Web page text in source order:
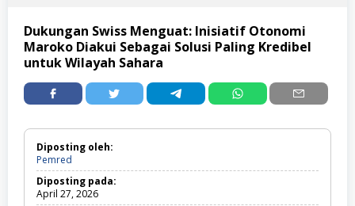
Dukungan Swiss Menguat: Inisiatif Otonomi
Maroko Diakui Sebagai Solusi Paling Kredibel
untuk Wilayah Sahara
Diposting oleh:
Pemred
Diposting pada:
April 27, 2026